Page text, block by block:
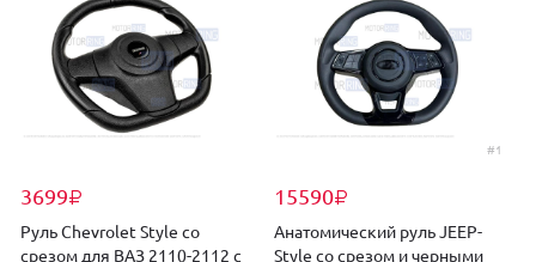
3699₽
Руль Chevrolet Style со
срезом для ВАЗ 2110-2112 с
#1
15590₽
Анатомический руль JEEP-
Style со срезом и черными